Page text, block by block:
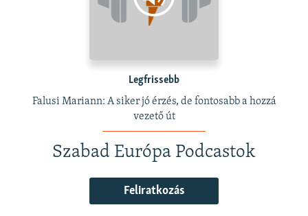
Legfrissebb
Falusi Mariann: A siker jó érzés, de fontosabb a hozzá
vezető út
Szabad Európa Podcastok
Feliratkozás